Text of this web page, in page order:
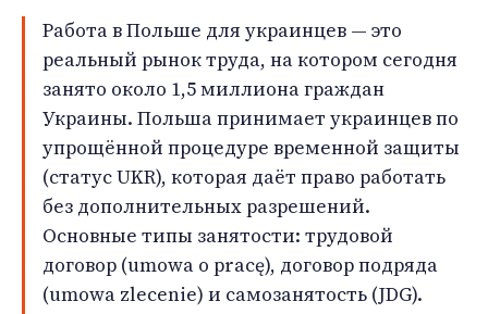
Работа в Польше для украинцев — это
реальный рынок труда, на котором сегодня
занято около 1,5 миллиона граждан
Украины. Польша принимает украинцев по
упрощённой процедуре временной защиты
(статус UKR), которая даёт право работать
без дополнительных разрешений.
Основные типы занятости: трудовой
договор (umowa o pracę), договор подряда
(umowa zlecenie) и самозанятость (JDG).